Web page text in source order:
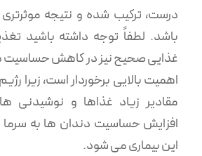
درست، ترکیب شده و نتیجه موثرتری
باشد. لطفاً توجه داشته باشید
غذایی صحیح نیز در کاهش حساسیت
اهمیت بالایی برخوردار است، زیرا
مقادیر زیاد غذاها و نوشیدنی
افزایش حساسیت دندان ها به
این بیماری می شود.